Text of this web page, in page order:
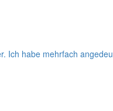
Ich habe mehrfach